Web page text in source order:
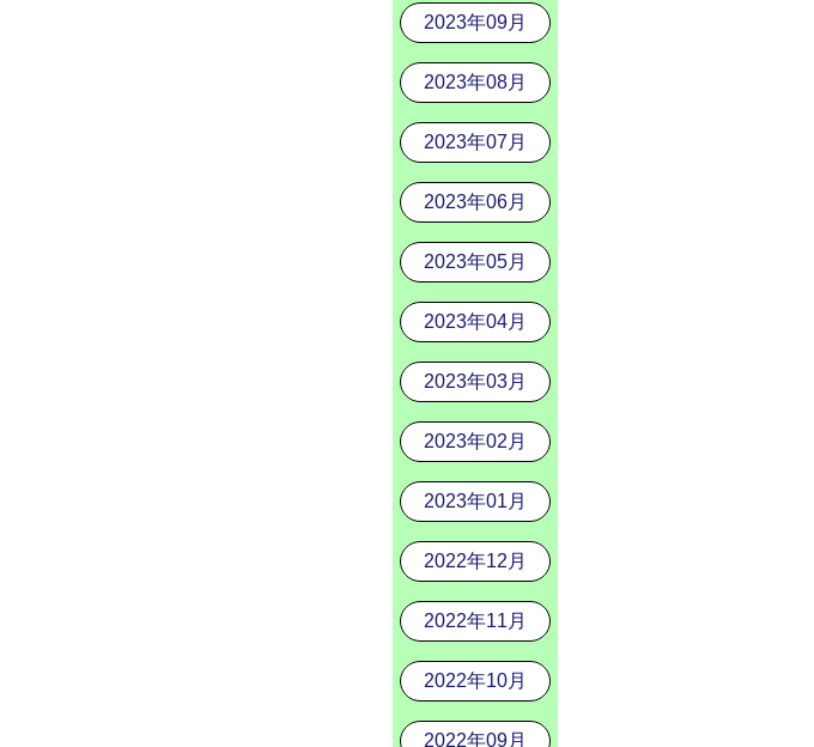
2023年09月
2023年08月
2023年07月
2023年06月
2023年05月
2023年04月
2023年03月
2023年02月
2023年01月
2022年12月
2022年11月
2022年10月
2022年09月